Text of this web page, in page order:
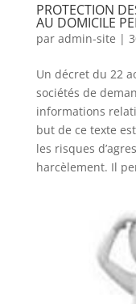
PROTECTION
AU DOMICILE
par admin-site |
Un décret du 22
sociétés de
informations
but de ce texte
les risques
harcèlement. Il